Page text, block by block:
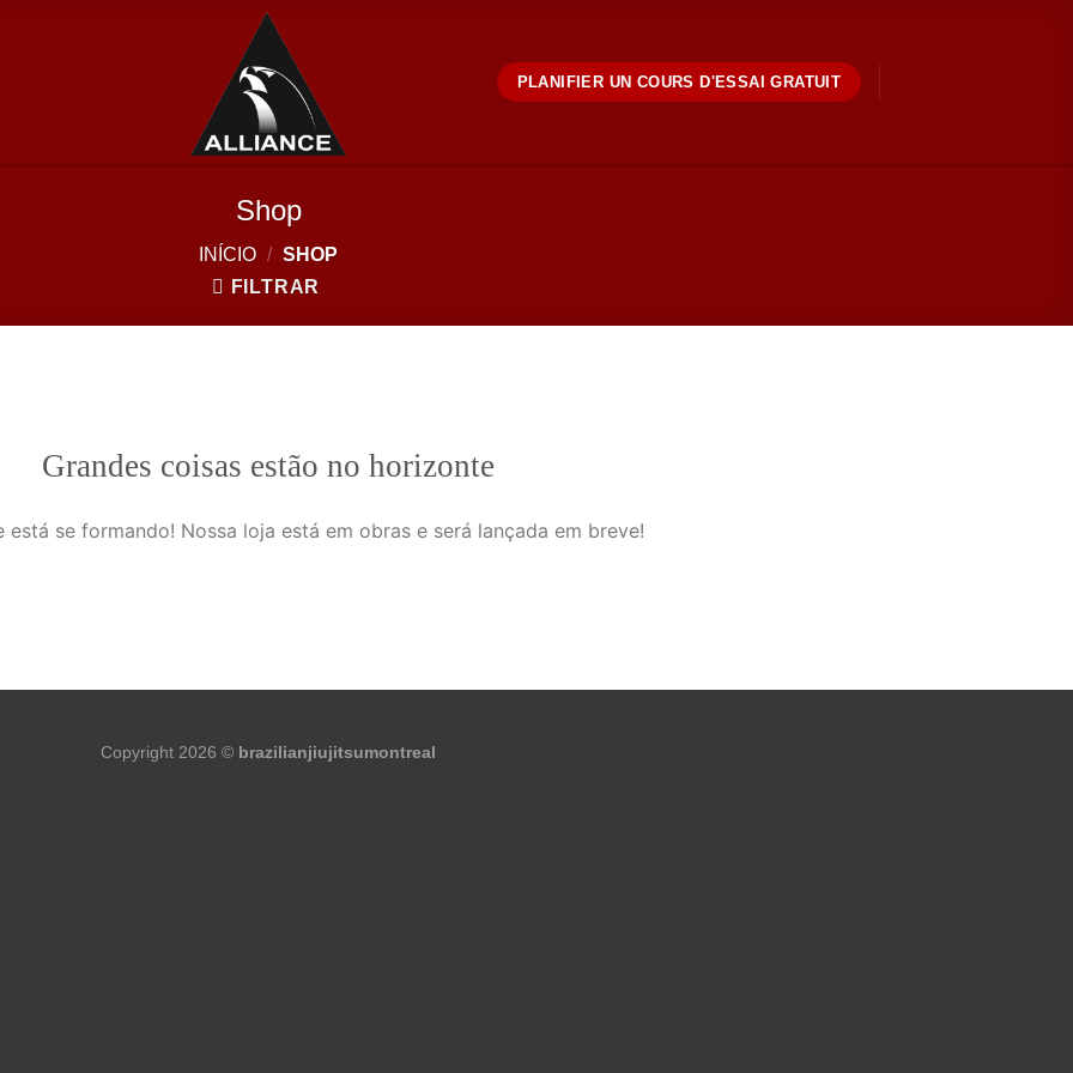
PLANIFIER UN COURS D'ESSAI GRATUIT
Shop
INÍCIO / SHOP
FILTRAR
Grandes coisas estão no horizonte
está se formando! Nossa loja está em obras e será lançada em breve!
Copyright 2026 © brazilianjiujitsumontreal